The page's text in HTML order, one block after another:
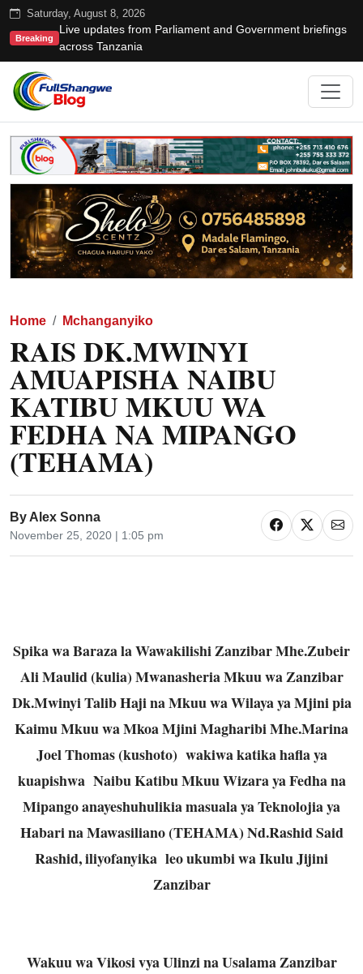
Saturday, August 8, 2026
Breaking
Live updates from Parliament and Government briefings
across Tanzania
Home Mchanganyiko
RAIS DK.MWINYI
AMUAPISHA NAIBU
KATIBU MKUU WA
FEDHA NA MIPANGO
(TEHAMA)
By Alex Sonna
November 25, 2020 | 1:05 pm
Spika wa Baraza la Wawakilishi Zanzibar Mhe.Zubeir
Ali Maulid (kulia) Mwanasheria Mkuu wa Zanzibar
Dk.Mwinyi Talib Haji na Mkuu wa Wilaya ya Mjini pia
Kaimu Mkuu wa Mkoa Mjini Magharibi Mhe.Marina
Joel Thomas (kushoto) wakiwa katika hafla ya
kuapishwa Naibu Katibu Mkuu Wizara ya Fedha na
Mipango anayeshuhulikia masuala ya Teknolojia ya
Habari na Mawasiliano (TEHAMA) Nd.Rashid Said
Rashid, iliyofanyika leo ukumbi wa Ikulu Jijini
Zanzibar
Wakuu wa Vikosi vya Ulinzi na Usalama Zanzibar